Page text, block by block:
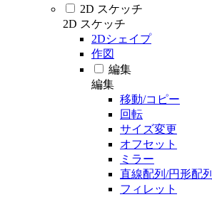
2D スケッチ
2D スケッチ
2Dシェイプ
作図
編集
編集
移動/コピー
回転
サイズ変更
オフセット
ミラー
直線配列/円形配列
フィレット